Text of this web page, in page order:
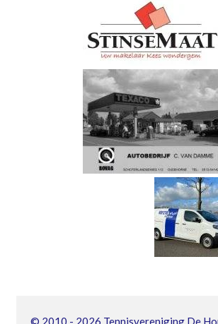
© 2010 - 2026 Tennisvereniging De